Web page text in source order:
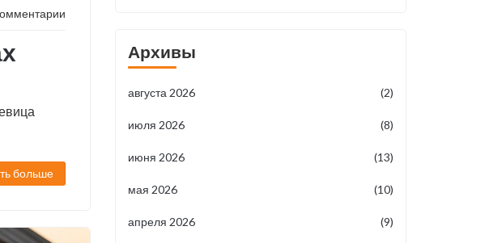
больше
Архивы
августа 2026 (2)
июля 2026 (8)
июня 2026 (13)
мая 2026 (10)
апреля 2026 (9)